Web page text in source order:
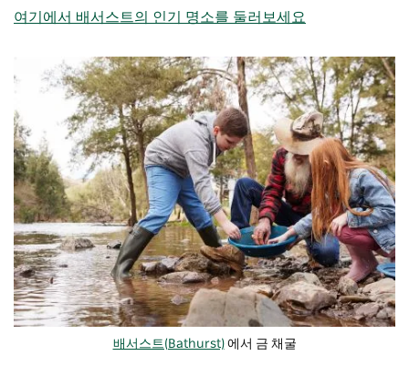
여기에서 배서스트의 인기 명소를 둘러보세요
배서스트(Bathurst)에서 금 채굴